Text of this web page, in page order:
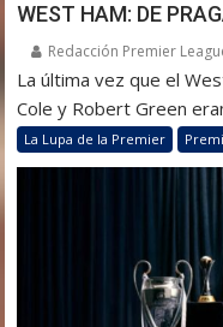
WEST HAM: DE
Redacción Premier
La última vez que el
Cole y Robert Green
La Lupa de la Premier